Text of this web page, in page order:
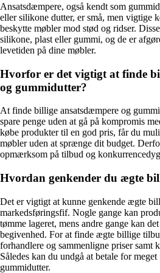
Ansatsdæmpere, også kendt som
eller silikone dutter, er små, men vigtige
beskytte møbler mod stød og ridser.
silikone, plast eller gummi, og de er
levetiden på dine møbler.
Hvorfor er det vigtigt at finde
og gummidutter?
At finde billige ansatsdæmpere og
spare penge uden at gå på kompromis
købe produkter til en god pris, får du
møbler uden at sprænge dit budget.
opmærksom på tilbud og
Hvordan genkender du ægte
Det er vigtigt at kunne genkende ægte
markedsføringsfif. Nogle gange kan
tømme lageret, mens andre gange kan
begivenhed. For at finde ægte billige
forhandlere og sammenligne priser samt
Således kan du undgå at betale for
gummidutter.